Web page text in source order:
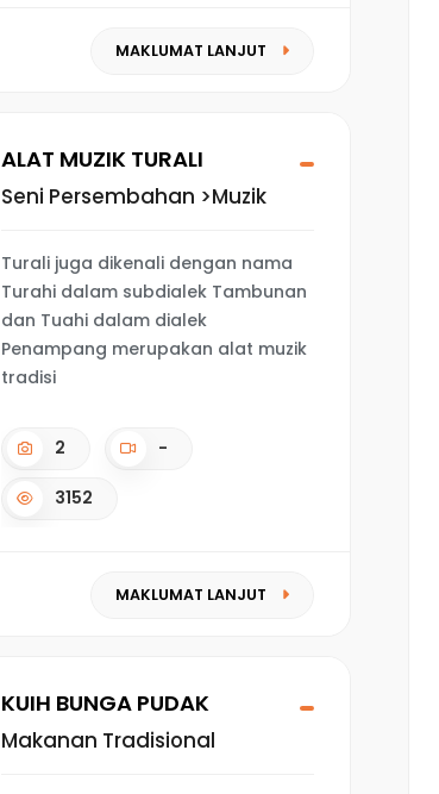
MAKLUMAT LANJUT
ALAT MUZIK TURALI
Seni Persembahan >Muzik
Turali juga dikenali dengan nama
Turahi dalam subdialek Tambunan
dan Tuahi dalam dialek
Penampang merupakan alat muzik
tradisi
2 -
3152
MAKLUMAT LANJUT
KUIH BUNGA PUDAK
Makanan Tradisional